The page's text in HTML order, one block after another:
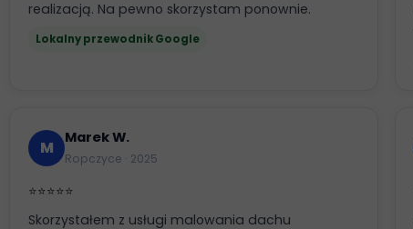
realizacją. Na pewno skorzystam ponownie.
Lokalny przewodnik Google
M Marek W.
Ropczyce · 2025
⭐⭐⭐⭐⭐
Skorzystałem z usługi malowania dachu